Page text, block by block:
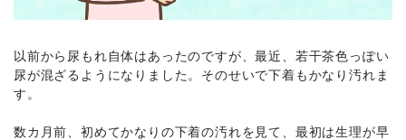
以前から尿もれ自体はあったのですが、最近、若干茶色っぽい
尿が混ざるようになりました。そのせいで下着もかなり汚れま
す。
数カ月前、初めてかなりの下着の汚れを見て、最初は生理が早